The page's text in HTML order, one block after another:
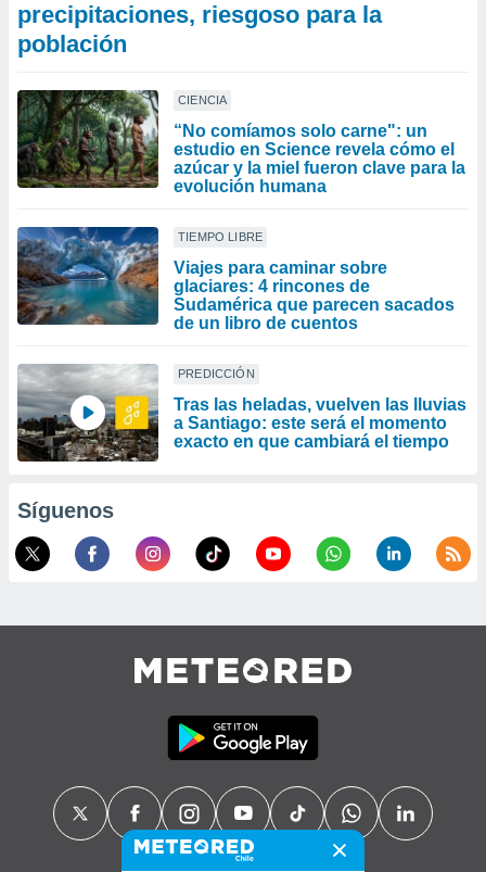
precipitaciones, riesgoso para la
población
CIENCIA
“No comíamos solo carne": un
estudio en Science revela cómo el
azúcar y la miel fueron clave para la
evolución humana
TIEMPO LIBRE
Viajes para caminar sobre
glaciares: 4 rincones de
Sudamérica que parecen sacados
de un libro de cuentos
PREDICCIÓN
Tras las heladas, vuelven las lluvias
a Santiago: este será el momento
exacto en que cambiará el tiempo
Síguenos